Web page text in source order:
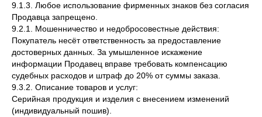
9.1.3. Любое использование фирменных знаков без согласия
Продавца запрещено.
9.2.1. Мошенничество и недобросовестные действия:
Покупатель несёт ответственность за предоставление
достоверных данных. За умышленное искажение
информации Продавец вправе требовать компенсацию
судебных расходов и штраф до 20% от суммы заказа.
9.3.2. Описание товаров и услуг:
Серийная продукция и изделия с внесением изменений
(индивидуальный пошив).